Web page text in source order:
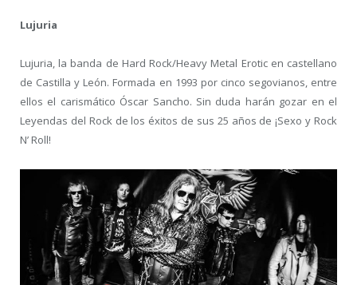
Lujuria
Lujuria, la banda de Hard Rock/Heavy Metal Erotic en castellano
de Castilla y León. Formada en 1993 por cinco segovianos, entre
ellos el carismático Óscar Sancho. Sin duda harán gozar en el
Leyendas del Rock de los éxitos de sus 25 años de ¡Sexo y Rock
N’ Roll!